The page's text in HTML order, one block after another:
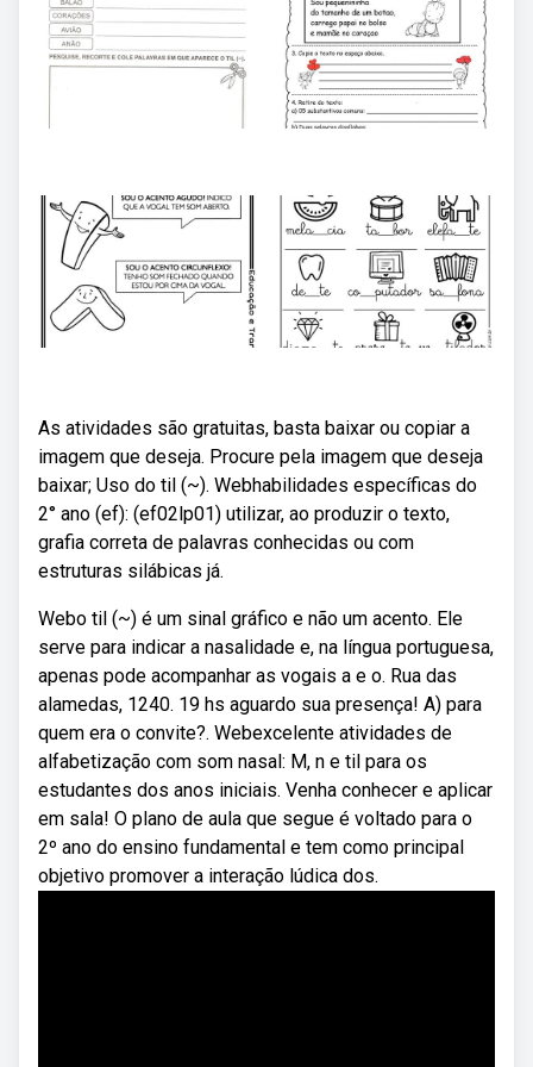
As atividades são gratuitas, basta baixar ou copiar a
imagem que deseja. Procure pela imagem que deseja
baixar; Uso do til (~). Webhabilidades específicas do
2° ano (ef): (ef02lp01) utilizar, ao produzir o texto,
grafia correta de palavras conhecidas ou com
estruturas silábicas já.
Webo til (~) é um sinal gráfico e não um acento. Ele
serve para indicar a nasalidade e, na língua portuguesa,
apenas pode acompanhar as vogais a e o. Rua das
alamedas, 1240. 19 hs aguardo sua presença! A) para
quem era o convite?. Webexcelente atividades de
alfabetização com som nasal: M, n e til para os
estudantes dos anos iniciais. Venha conhecer e aplicar
em sala! O plano de aula que segue é voltado para o
2º ano do ensino fundamental e tem como principal
objetivo promover a interação lúdica dos.